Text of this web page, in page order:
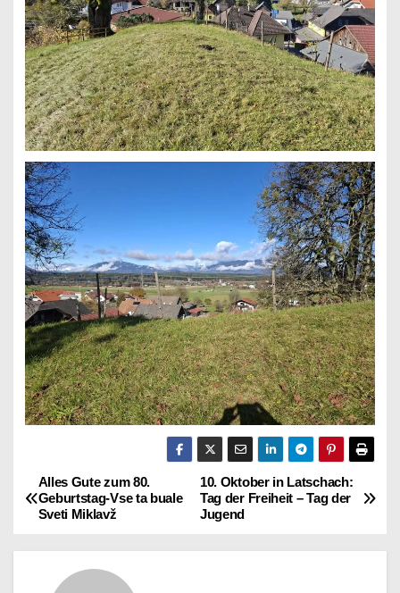
B
e
10. Oktober in Latschach:
Tag der Freiheit – Tag der
Jugend
Alles Gute zum 80.
Geburtstag-Vse ta buale
Sveti Miklavž